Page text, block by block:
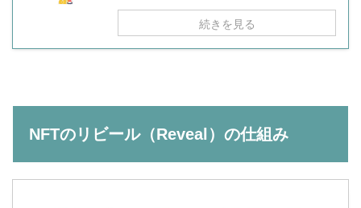
続きを見る
NFTのリビール（Reveal）の仕組み